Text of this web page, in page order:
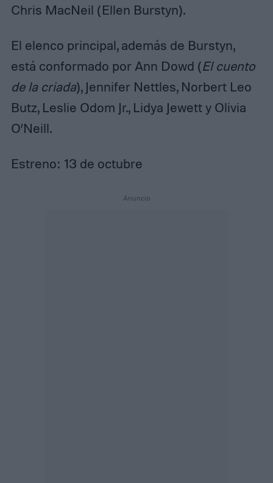
Chris MacNeil (Ellen Burstyn).
El elenco principal, además de Burstyn,
está conformado por Ann Dowd (El cuento
de la criada), Jennifer Nettles, Norbert Leo
Butz, Leslie Odom Jr., Lidya Jewett y Olivia
O’Neill.
Estreno: 13 de octubre